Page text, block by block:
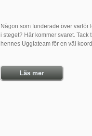
Någon som funderade över
i steget? Här kommer svaret. Tack
hennes Ugglateam för en väl
Läs mer